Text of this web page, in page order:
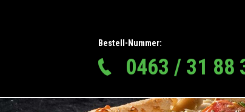
Bestell-Nummer:
0463 / 31 88